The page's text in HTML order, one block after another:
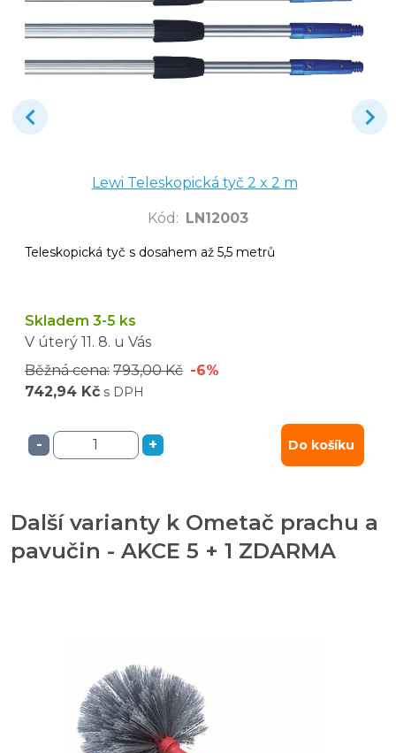
Lewi Teleskopická tyč 2 x 2 m
Kód : LN12003
Teleskopická tyč s dosahem až 5,5 metrů
Skladem 3-5 ks
V úterý 11. 8. u Vás
Běžná cena: 793,00 Kč -6%
742,94 Kč s DPH
- + Do košíku
Další varianty k Ometač prachu a
pavučin - AKCE 5 + 1 ZDARMA